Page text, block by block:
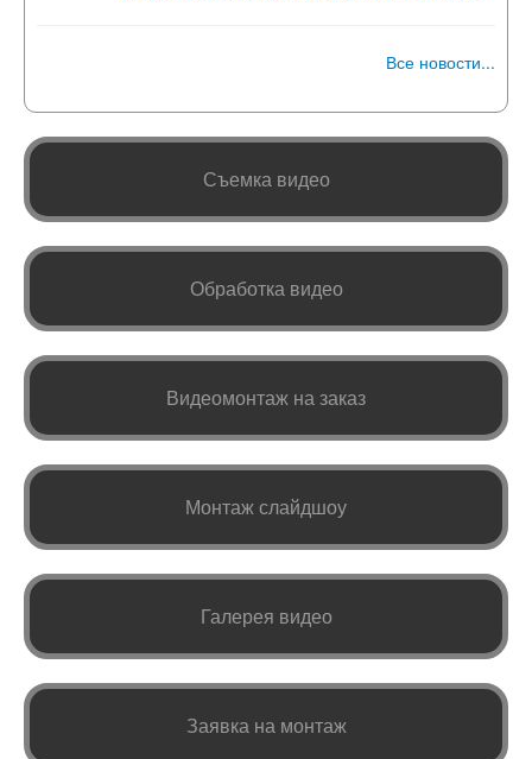
Все новости...
Съемка видео
Обработка видео
Видеомонтаж на заказ
Монтаж слайдшоу
Галерея видео
Заявка на монтаж